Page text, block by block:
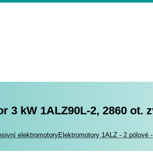
3 kW 1ALZ90L-2, 2860 ot.
elektromotoryElektromotory 1ALZ - 2 pólové